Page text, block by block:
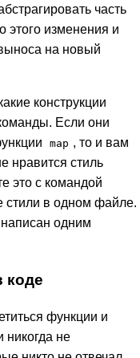
часть
этого изменения и
на новый
конструкции
Если они
map , то и вам
нравится стиль
это с командой
в одном файле.
одним
коде
функции и
не